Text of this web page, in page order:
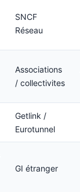
SNCF
Réseau
Associations
/ collectivites
Getlink /
Eurotunnel
GI étranger